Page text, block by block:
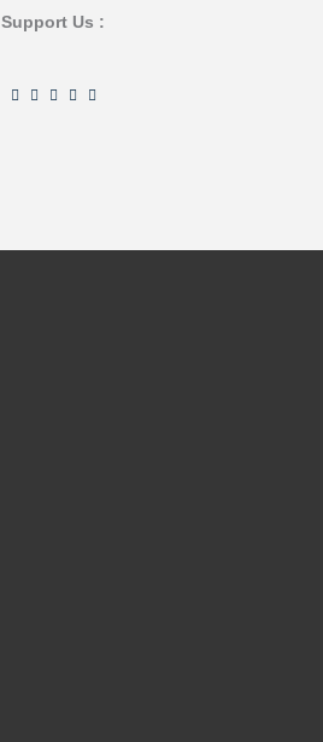
Support Us :